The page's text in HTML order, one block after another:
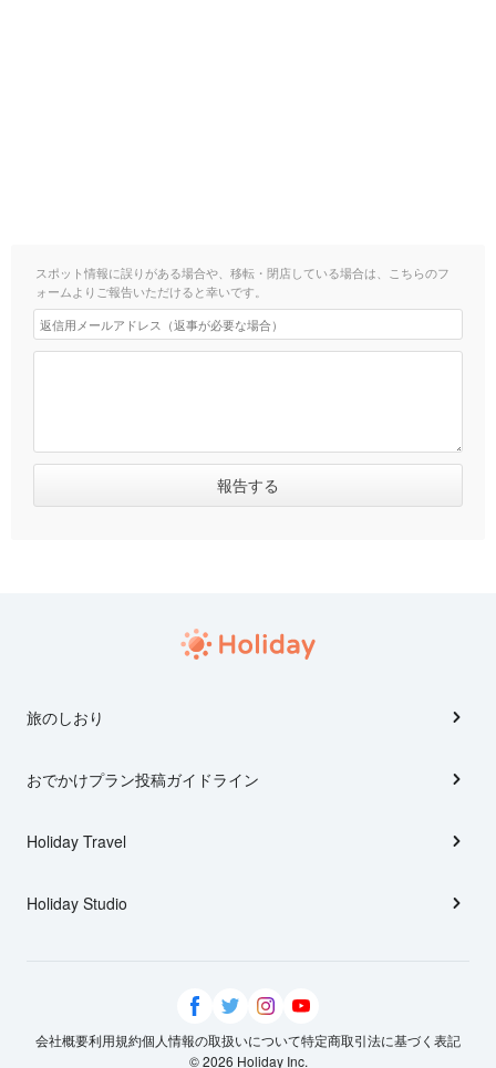
スポット情報に誤りがある場合や、移転・閉店している場合は、こちらのフ
ォームよりご報告いただけると幸いです。
旅のしおり
おでかけプラン投稿ガイドライン
Holiday Travel
Holiday Studio
会社概要利用規約個人情報の取扱いについて特定商取引法に基づく表記
© 2026 Holiday Inc.